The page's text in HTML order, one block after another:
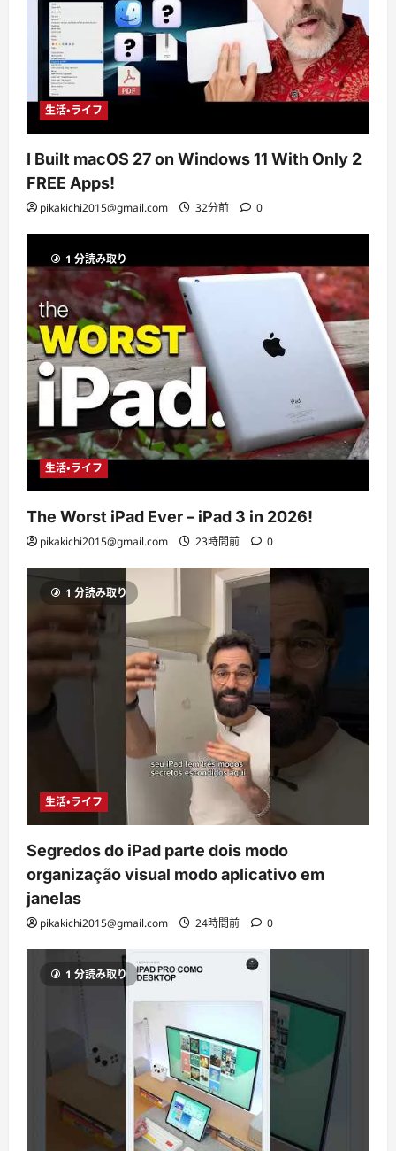
生活・ライフ
I Built macOS 27 on Windows 11 With Only 2
FREE Apps!
pikakichi2015@gmail.com 32分前 0
1 分読み取り
生活・ライフ
The Worst iPad Ever – iPad 3 in 2026!
pikakichi2015@gmail.com 23時間前 0
1 分読み取り
生活・ライフ
Segredos do iPad parte dois modo
organização visual modo aplicativo em
janelas
pikakichi2015@gmail.com 24時間前 0
1 分読み取り